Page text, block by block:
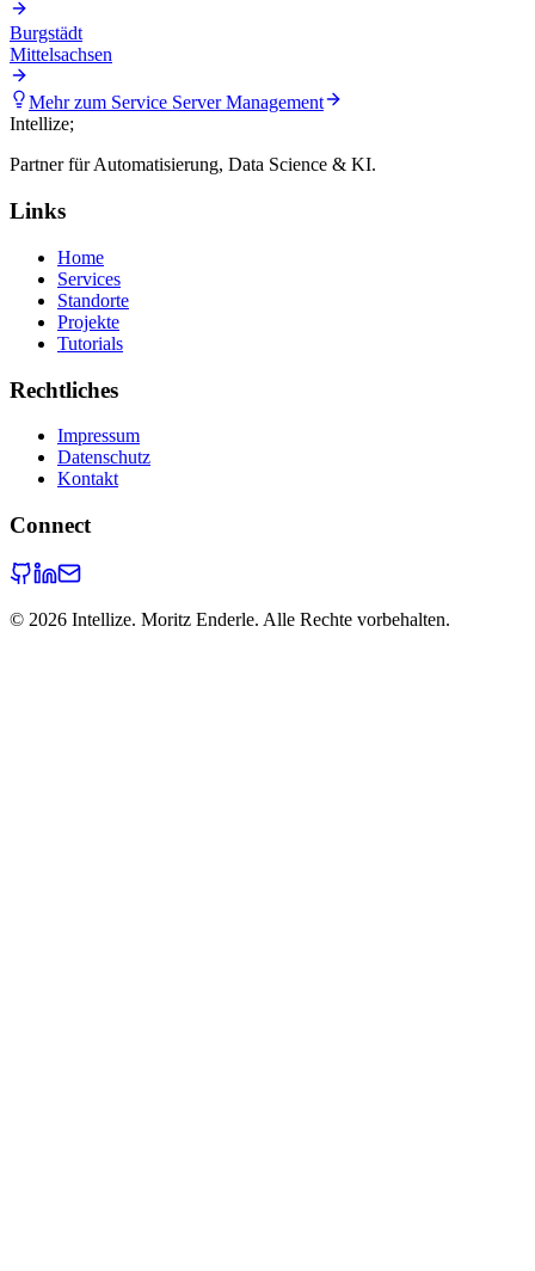
Burgstädt
Mittelsachsen
Mehr zum Service Server Management
Intellize;
Partner für Automatisierung, Data Science & KI.
Links
Home
Services
Standorte
Projekte
Tutorials
Rechtliches
Impressum
Datenschutz
Kontakt
Connect
© 2026 Intellize. Moritz Enderle. Alle Rechte vorbehalten.